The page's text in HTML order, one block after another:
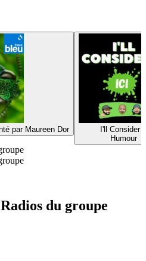
par Maureen Dor
I'll Consider
Humour
du groupe